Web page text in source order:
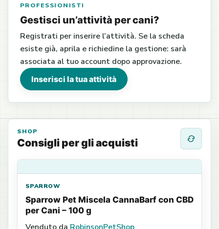
PROFESSIONISTI
Gestisci un’attività per cani?
Registrati per inserire l’attività. Se la scheda
esiste già, aprila e richiedine la gestione: sarà
associata al tuo account dopo approvazione.
Inserisci la tua attività
SHOP
Consigli per gli acquisti
SPARROW
Sparrow Pet Miscela CannaBarf con CBD
per Cani – 100 g